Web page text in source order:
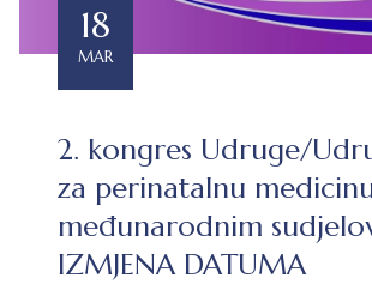
18
MAR
2. kongres Udruge/
za perinatalnu
međunarodnim
IZMJENA DATUMA